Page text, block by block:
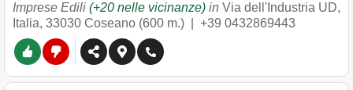
Imprese Edili (+20 nelle vicinanze) in Via dell'Industria UD,
Italia, 33030 Coseano (600 m.) | +39 0432869443